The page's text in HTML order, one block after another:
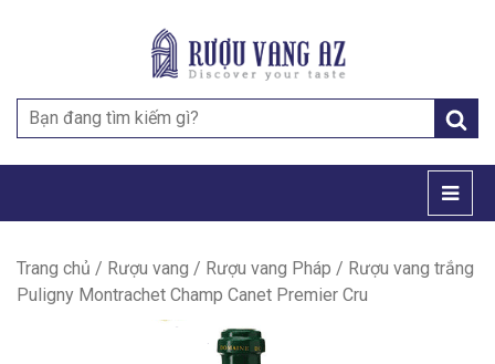
Search
for:
Trang chủ / Rượu vang / Rượu vang Pháp / Rượu vang trắng
Puligny Montrachet Champ Canet Premier Cru